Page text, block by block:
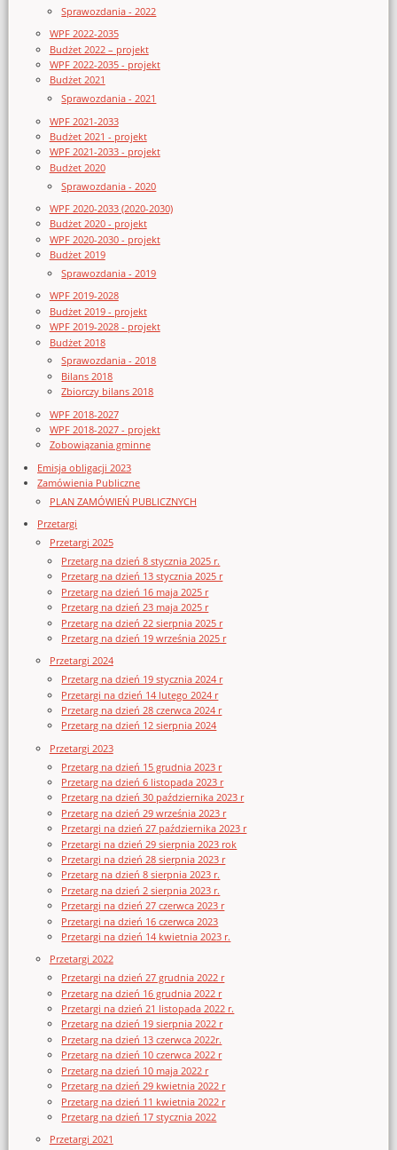
Sprawozdania - 2022
WPF 2022-2035
Budżet 2022 – projekt
WPF 2022-2035 - projekt
Budżet 2021
Sprawozdania - 2021
WPF 2021-2033
Budżet 2021 - projekt
WPF 2021-2033 - projekt
Budżet 2020
Sprawozdania - 2020
WPF 2020-2033 (2020-2030)
Budżet 2020 - projekt
WPF 2020-2030 - projekt
Budżet 2019
Sprawozdania - 2019
WPF 2019-2028
Budżet 2019 - projekt
WPF 2019-2028 - projekt
Budżet 2018
Sprawozdania - 2018
Bilans 2018
Zbiorczy bilans 2018
WPF 2018-2027
WPF 2018-2027 - projekt
Zobowiązania gminne
Emisja obligacji 2023
Zamówienia Publiczne
PLAN ZAMÓWIEŃ PUBLICZNYCH
Przetargi
Przetargi 2025
Przetarg na dzień 8 stycznia 2025 r.
Przetarg na dzień 13 stycznia 2025 r
Przetarg na dzień 16 maja 2025 r
Przetarg na dzień 23 maja 2025 r
Przetarg na dzień 22 sierpnia 2025 r
Przetarg na dzień 19 września 2025 r
Przetargi 2024
Przetarg na dzień 19 stycznia 2024 r
Przetargi na dzień 14 lutego 2024 r
Przetarg na dzień 28 czerwca 2024 r
Przetarg na dzień 12 sierpnia 2024
Przetargi 2023
Przetarg na dzień 15 grudnia 2023 r
Przetarg na dzień 6 listopada 2023 r
Przetarg na dzień 30 października 2023 r
Przetarg na dzień 29 września 2023 r
Przetargi na dzień 27 października 2023 r
Przetargi na dzień 29 sierpnia 2023 rok
Przetargi na dzień 28 sierpnia 2023 r
Przetarg na dzień 8 sierpnia 2023 r.
Przetarg na dzień 2 sierpnia 2023 r.
Przetargi na dzień 27 czerwca 2023 r
Przetargi na dzień 16 czerwca 2023
Przetargi na dzień 14 kwietnia 2023 r.
Przetargi 2022
Przetargi na dzień 27 grudnia 2022 r
Przetarg na dzień 16 grudnia 2022 r
Przetargi na dzień 21 listopada 2022 r.
Przetarg na dzień 19 sierpnia 2022 r
Przetarg na dzień 13 czerwca 2022r.
Przetarg na dzień 10 czerwca 2022 r
Przetarg na dzień 10 maja 2022 r
Przetarg na dzień 29 kwietnia 2022 r
Przetarg na dzień 11 kwietnia 2022 r
Przetarg na dzień 17 stycznia 2022
Przetargi 2021